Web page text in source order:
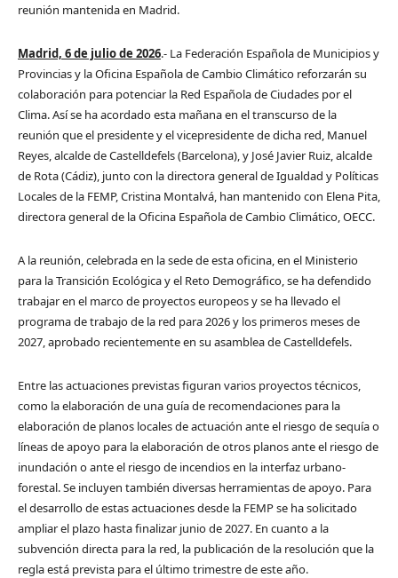
reunión mantenida en Madrid.
Madrid, 6 de julio de 2026.- La Federación Española de Municipios y
Provincias y la Oficina Española de Cambio Climático reforzarán su
colaboración para potenciar la Red Española de Ciudades por el
Clima. Así se ha acordado esta mañana en el transcurso de la
reunión que el presidente y el vicepresidente de dicha red, Manuel
Reyes, alcalde de Castelldefels (Barcelona), y José Javier Ruiz, alcalde
de Rota (Cádiz), junto con la directora general de Igualdad y Políticas
Locales de la FEMP, Cristina Montalvá, han mantenido con Elena Pita,
directora general de la Oficina Española de Cambio Climático, OECC.
A la reunión, celebrada en la sede de esta oficina, en el Ministerio
para la Transición Ecológica y el Reto Demográfico, se ha defendido
trabajar en el marco de proyectos europeos y se ha llevado el
programa de trabajo de la red para 2026 y los primeros meses de
2027, aprobado recientemente en su asamblea de Castelldefels.
Entre las actuaciones previstas figuran varios proyectos técnicos,
como la elaboración de una guía de recomendaciones para la
elaboración de planos locales de actuación ante el riesgo de sequía o
líneas de apoyo para la elaboración de otros planos ante el riesgo de
inundación o ante el riesgo de incendios en la interfaz urbano-
forestal. Se incluyen también diversas herramientas de apoyo. Para
el desarrollo de estas actuaciones desde la FEMP se ha solicitado
ampliar el plazo hasta finalizar junio de 2027. En cuanto a la
subvención directa para la red, la publicación de la resolución que la
regla está prevista para el último trimestre de este año.